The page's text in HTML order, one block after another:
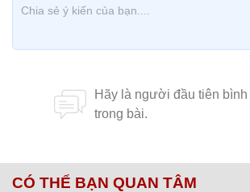
CÓ THỂ BẠN QUAN TÂM